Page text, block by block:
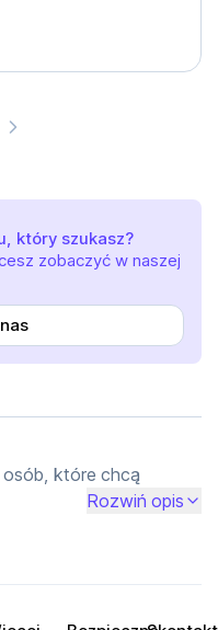
który szukasz?
zobaczyć w naszej
osób, które chcą
fizyczną bez
i dostępności
Rozwiń opis